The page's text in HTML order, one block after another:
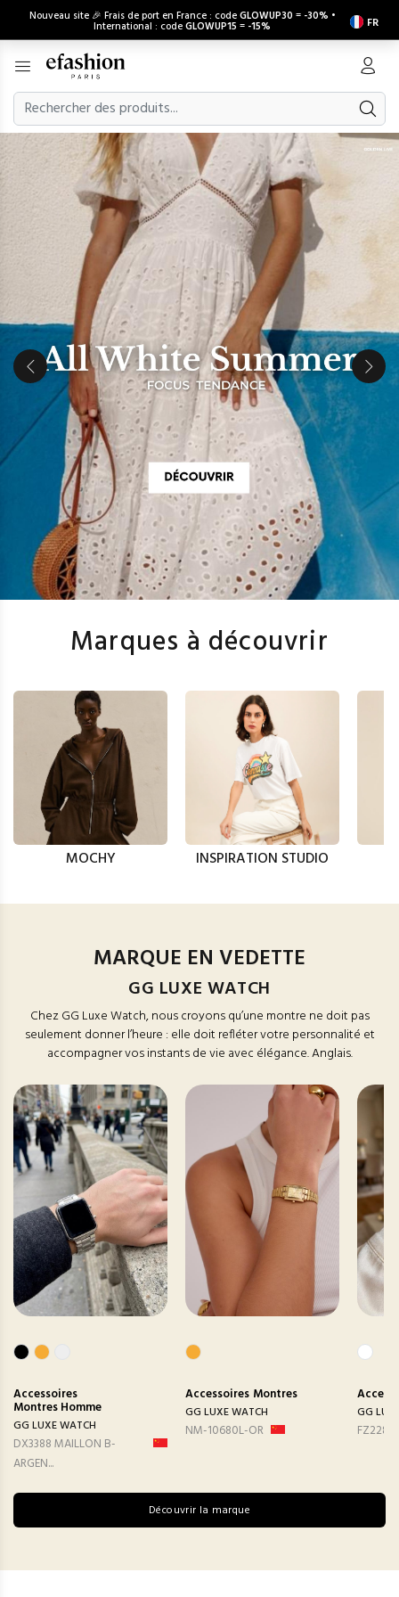
Nouveau site 🎉 Frais de port en France : codeGLOWUP30 = -30% •
International : codeGLOWUP15 = -15% FR
Marques à découvrir
MOCHY INSPIRATION STUDIO
MARQUE EN VEDETTE
GG LUXE WATCH
Chez GG Luxe Watch, nous croyons qu’une montre ne doit pas
seulement donner l’heure : elle doit refléter votre personnalité et
accompagner vos instants de vie avec élégance. Anglais.
Accessoires
Montres Homme
GG LUXE WATCH
DX3388 MAILLON B-
ARGEN...
Accessoires Montres
GG LUXE WATCH
NM-10680L-OR
GG
FZ2282
Découvrir la marque